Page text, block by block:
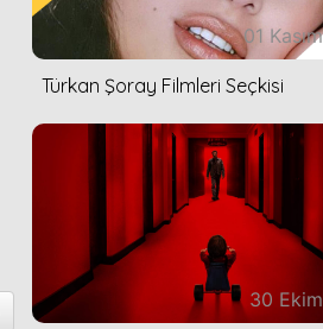
01
Türkan Şoray Filmleri Seçkisi
30